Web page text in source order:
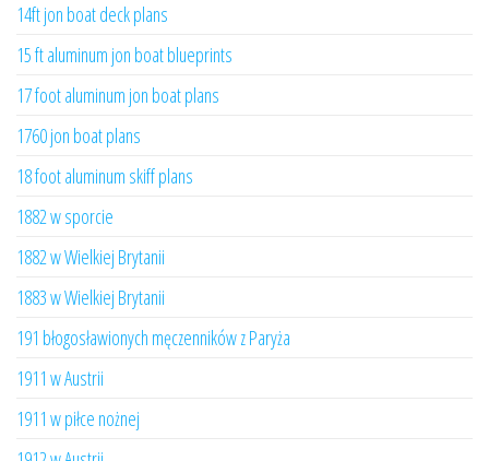
14ft jon boat deck plans
15 ft aluminum jon boat blueprints
17 foot aluminum jon boat plans
1760 jon boat plans
18 foot aluminum skiff plans
1882 w sporcie
1882 w Wielkiej Brytanii
1883 w Wielkiej Brytanii
191 błogosławionych męczenników z Paryża
1911 w Austrii
1911 w piłce nożnej